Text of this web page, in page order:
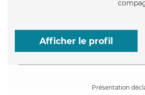
Afficher le profil
Présentation